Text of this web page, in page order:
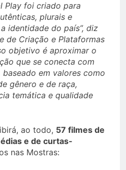
Play foi criado para
plurais e
identidade do país”, diz
de Criação e Plataformas
objetivo é aproximar o
que se conecta com
em valores como
gênero e de raça,
temática e qualidade
ao todo, 57 filmes de
e de curtas-
nas Mostras: